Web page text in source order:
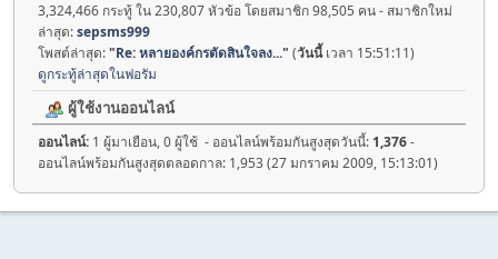
3,324,466 กระทู้ ใน 230,807 หัวข้อ โดยสมาชิก 98,505 คน - สมาชิกใหม่
ล่าสุด:sepsms999
โพสต์ล่าสุด:"Re: หลายองค์กรตัดสินใจลง..." (วันนี้เวลา 15:51:11)
ดูกระทู้ล่าสุดในฟอรัม
ผู้ใช้งานออนไลน์
ออนไลน์: 1 ผู้มาเยือน, 0 ผู้ใช้ - ออนไลน์พร้อมกันสูงสุดวันนี้: 1,376-
ออนไลน์พร้อมกันสูงสุดตลอดกาล: 1,953 (27 มกราคม 2009, 15:13:01)